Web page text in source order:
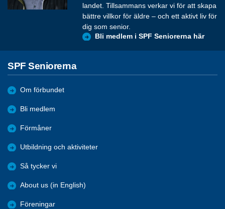
landet. Tillsammans verkar vi för att skapa
bättre villkor för äldre – och ett aktivt liv för
dig som senior.
Bli medlem i SPF Seniorerna här
SPF Seniorerna
Om förbundet
Bli medlem
Förmåner
Utbildning och aktiviteter
Så tycker vi
About us (in English)
Föreningar